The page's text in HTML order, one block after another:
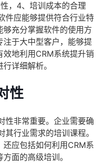
，4、培训成本的合理
件应能够提供符合行业特
充分掌握软件的使用方
于大中型客户，能够提
地利用CRM系统提升销
详细解析。
性
性非常重要。企业需要确
行业需求的培训课程。
应包括如何利用CRM系
面的高级培训。